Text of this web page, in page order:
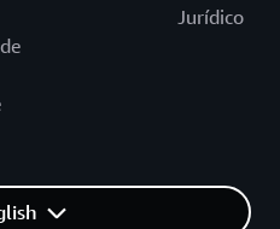
Jurídico